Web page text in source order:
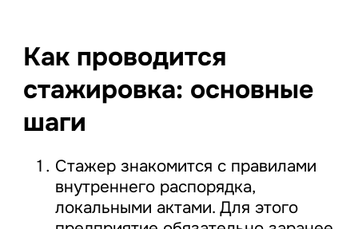
Как проводится
стажировка: основные
шаги
Стажер знакомится с правилами
внутреннего распорядка,
локальными актами. Для этого